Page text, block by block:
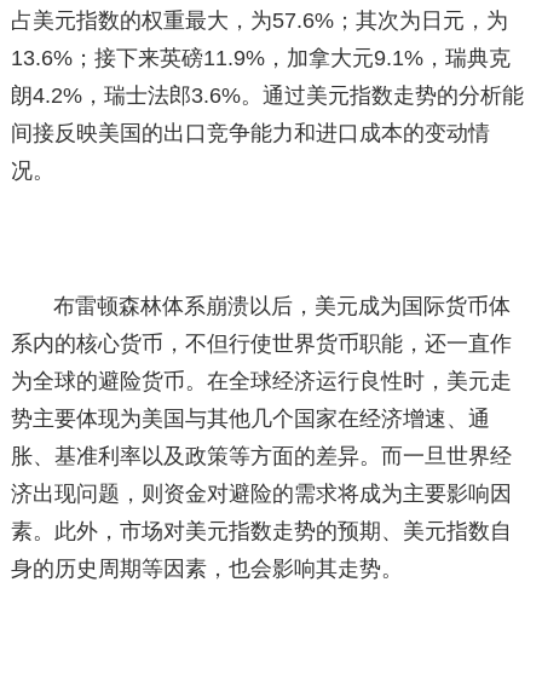
占美元指数的权重最大，为57.6%；其次为日元，为
13.6%；接下来英磅11.9%，加拿大元9.1%，瑞典克
朗4.2%，瑞士法郎3.6%。通过美元指数走势的分析能
间接反映美国的出口竞争能力和进口成本的变动情
况。
布雷顿森林体系崩溃以后，美元成为国际货币体
系内的核心货币，不但行使世界货币职能，还一直作
为全球的避险货币。在全球经济运行良性时，美元走
势主要体现为美国与其他几个国家在经济增速、通
胀、基准利率以及政策等方面的差异。而一旦世界经
济出现问题，则资金对避险的需求将成为主要影响因
素。此外，市场对美元指数走势的预期、美元指数自
身的历史周期等因素，也会影响其走势。